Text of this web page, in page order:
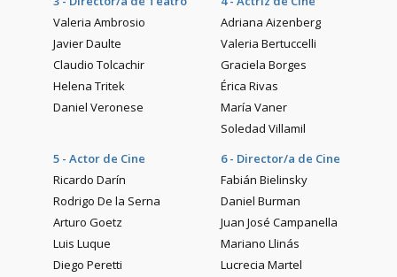
Valeria Ambrosio
Javier Daulte
Claudio Tolcachir
Helena Tritek
Daniel Veronese
Adriana Aizenberg
Valeria Bertuccelli
Graciela Borges
Érica Rivas
María Vaner
Soledad Villamil
5 - Actor de Cine
Ricardo Darín
Rodrigo De la Serna
Arturo Goetz
Luis Luque
Diego Peretti
6 - Director/a de Cine
Fabián Bielinsky
Daniel Burman
Juan José Campanella
Mariano Llinás
Lucrecia Martel